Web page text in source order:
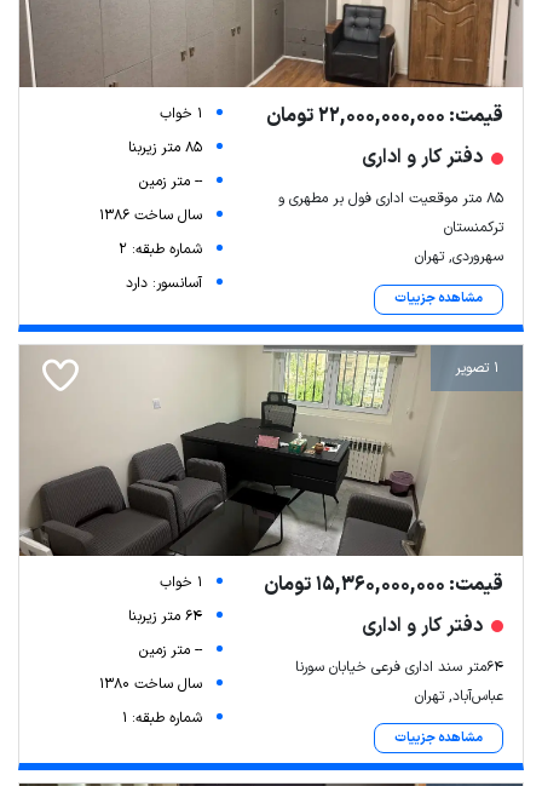
قیمت: 22,000,000,000 تومان
دفتر کار و اداری
85 متر موقعیت اداری فول بر مطهری و
ترکمنستان
سهروردی, تهران
مشاهده جزییات
1 خواب
85 متر زیربنا
-- متر زمین
سال ساخت 1386
شماره طبقه: 2
آسانسور: دارد
1 تصویر
قیمت: 15,360,000,000 تومان
دفتر کار و اداری
۶۴متر سند اداری فرعی خیابان سورنا
عباس‌آباد, تهران
مشاهده جزییات
1 خواب
64 متر زیربنا
-- متر زمین
سال ساخت 1380
شماره طبقه: 1